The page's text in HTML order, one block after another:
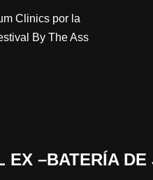
Clinics por la
By The Ass
–BATERÍA DE